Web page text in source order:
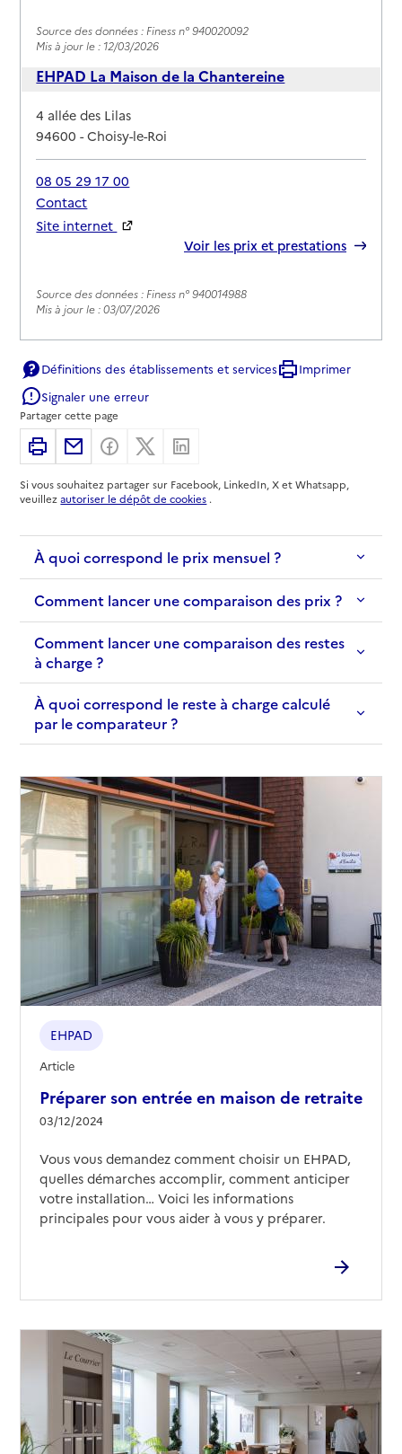
Source des données : Finess n° 940020092
Mis à jour le : 12/03/2026
EHPAD La Maison de la Chantereine
Adresse
4 allée des Lilas
94600-Choisy-le-Roi
08 05 29 17 00
Contact
Site internet
Voir les prix et prestations
Source des données : Finess n° 940014988
Mis à jour le : 03/07/2026
Définitions des établissements et services
Imprimer
Signaler une erreur
Partager cette page
ImprimerPartager par email
Partager sur Facebook
Partager sur X
Si vous souhaitez partager sur Facebook, LinkedIn, X et Whatsapp,
veuillezautoriser le dépôt de cookies .
À quoi correspond le prix mensuel ?
Comment lancer une comparaison des prix ?
Comment lancer une comparaison des restes
à charge ?
À quoi correspond le reste à charge calculé
par le comparateur ?
Préparer son entrée en maison de retraite
03/12/2024
EHPAD
Article
Vous vous demandez comment choisir un EHPAD,
quelles démarches accomplir, comment anticiper
votre installation… Voici les informations
principales pour vous aider à vous y préparer.